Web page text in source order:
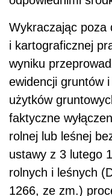
Wykraczając poza
i kartograficznej
wyniku
ewidencji gruntów
użytków
faktyczne
rolnej lub leśnej
ustawy z 3 lutego
rolnych i leśnych
1266, ze zm.)